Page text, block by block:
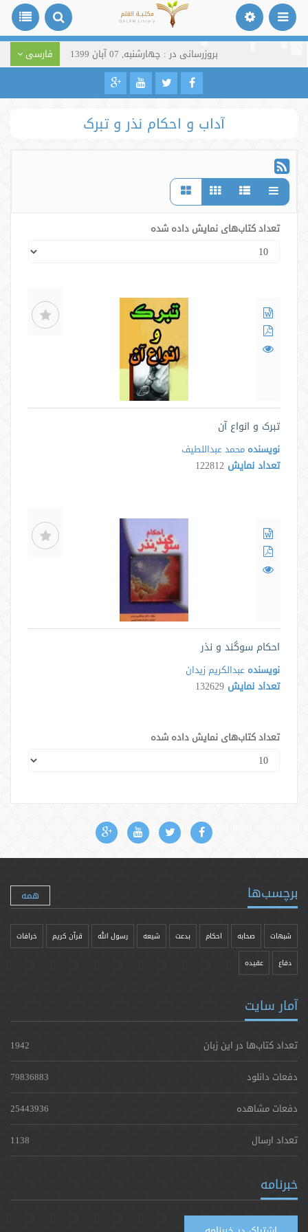
بروزرسانی در : چهارشنبه, 07 آبان 1399 فارسی
آداب و احکام نذر و تبرک
تعداد کتاب‌های نمایش داده شده
تبرک و انواع آن
نویسنده محمد عبداللطیف
تعداد نمایش 122812
احکام سوگند و نذر
نویسنده عبدالکریم زیدان
تعداد نمایش 132629
تعداد کتاب‌های نمایش داده شده
برچسب‌ها همه
شبهات صحابه احکام بدعت شیعه رسول الله قرآن کریم خرافات
دفاع عقیده
آمار سایت
تعداد کتاب‌ها در این زبان
1942
دفعات دانلود
79836883
دفعات مشاهده
25443936
تعداد ارسال
1138
خبرنامه